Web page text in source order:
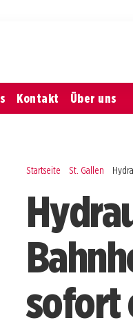
Kontakt Über uns
Startseite St. Gallen
sofort